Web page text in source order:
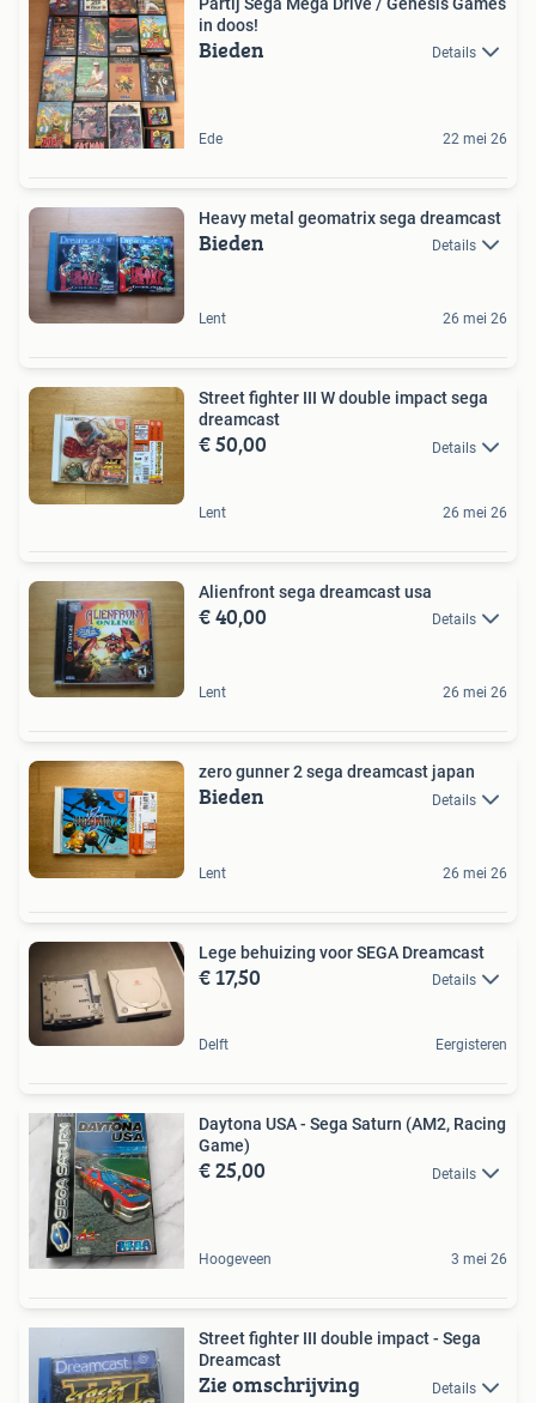
in doos!
Bieden Details
Ede 22 mei 26
Heavy metal geomatrix sega dreamcast
Bieden Details
Lent 26 mei 26
Street fighter III W double impact sega
dreamcast
€ 50,00 Details
Lent 26 mei 26
Alienfront sega dreamcast usa
€ 40,00 Details
Lent 26 mei 26
zero gunner 2 sega dreamcast japan
Bieden Details
Lent 26 mei 26
Lege behuizing voor SEGA Dreamcast
€ 17,50 Details
Delft Eergisteren
Daytona USA - Sega Saturn (AM2, Racing
Game)
€ 25,00 Details
Hoogeveen 3 mei 26
Street fighter III double impact - Sega
Dreamcast
Zie omschrijving Details